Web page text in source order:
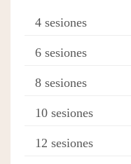
4 sesiones
6 sesiones
8 sesiones
10 sesiones
12 sesiones